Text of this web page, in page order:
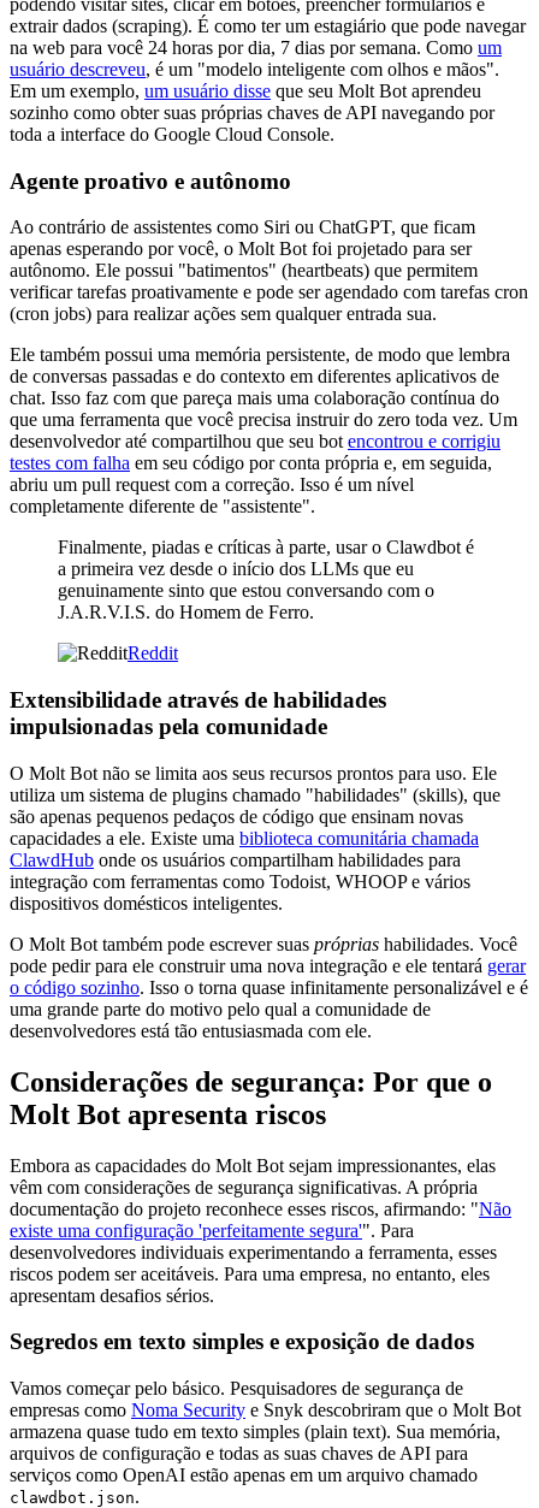
extrair dados (scraping). É como ter um estagiário que pode navegar
na web para você 24 horas por dia, 7 dias por semana. Como um
usuário descreveu, é um "modelo inteligente com olhos e mãos".
Em um exemplo, um usuário disse que seu Molt Bot aprendeu
sozinho como obter suas próprias chaves de API navegando por
toda a interface do Google Cloud Console.
Agente proativo e autônomo
Ao contrário de assistentes como Siri ou ChatGPT, que ficam
apenas esperando por você, o Molt Bot foi projetado para ser
autônomo. Ele possui "batimentos" (heartbeats) que permitem
verificar tarefas proativamente e pode ser agendado com tarefas cron
(cron jobs) para realizar ações sem qualquer entrada sua.
Ele também possui uma memória persistente, de modo que lembra
de conversas passadas e do contexto em diferentes aplicativos de
chat. Isso faz com que pareça mais uma colaboração contínua do
que uma ferramenta que você precisa instruir do zero toda vez. Um
desenvolvedor até compartilhou que seu bot encontrou e corrigiu
testes com falha em seu código por conta própria e, em seguida,
abriu um pull request com a correção. Isso é um nível
completamente diferente de "assistente".
Finalmente, piadas e críticas à parte, usar o Clawdbot é
a primeira vez desde o início dos LLMs que eu
genuinamente sinto que estou conversando com o
J.A.R.V.I.S. do Homem de Ferro.
Reddit
Extensibilidade através de habilidades
impulsionadas pela comunidade
O Molt Bot não se limita aos seus recursos prontos para uso. Ele
utiliza um sistema de plugins chamado "habilidades" (skills), que
são apenas pequenos pedaços de código que ensinam novas
capacidades a ele. Existe uma biblioteca comunitária chamada
ClawdHub onde os usuários compartilham habilidades para
integração com ferramentas como Todoist, WHOOP e vários
dispositivos domésticos inteligentes.
O Molt Bot também pode escrever suas próprias habilidades. Você
pode pedir para ele construir uma nova integração e ele tentará gerar
o código sozinho. Isso o torna quase infinitamente personalizável e é
uma grande parte do motivo pelo qual a comunidade de
desenvolvedores está tão entusiasmada com ele.
Considerações de segurança: Por que o
Molt Bot apresenta riscos
Embora as capacidades do Molt Bot sejam impressionantes, elas
vêm com considerações de segurança significativas. A própria
documentação do projeto reconhece esses riscos, afirmando: "Não
existe uma configuração 'perfeitamente segura'". Para
desenvolvedores individuais experimentando a ferramenta, esses
riscos podem ser aceitáveis. Para uma empresa, no entanto, eles
apresentam desafios sérios.
Segredos em texto simples e exposição de dados
Vamos começar pelo básico. Pesquisadores de segurança de
empresas como Noma Security e Snyk descobriram que o Molt Bot
armazena quase tudo em texto simples (plain text). Sua memória,
arquivos de configuração e todas as suas chaves de API para
serviços como OpenAI estão apenas em um arquivo chamado
clawdbot.json.